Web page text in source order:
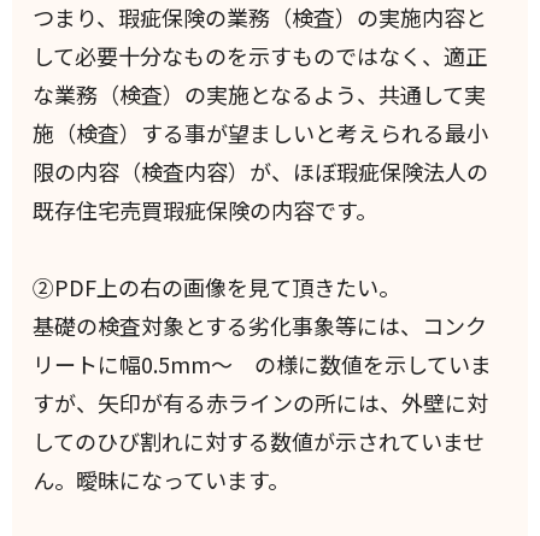
つまり、瑕疵保険の業務（検査）の実施内容と
して必要十分なものを示すものではなく、適正
な業務（検査）の実施となるよう、共通して実
施（検査）する事が望ましいと考えられる最小
限の内容（検査内容）が、ほぼ瑕疵保険法人の
既存住宅売買瑕疵保険の内容です。
②PDF上の右の画像を見て頂きたい。
基礎の検査対象とする劣化事象等には、コンク
リートに幅0.5mm～ の様に数値を示していま
すが、矢印が有る赤ラインの所には、外壁に対
してのひび割れに対する数値が示されていませ
ん。曖昧になっています。